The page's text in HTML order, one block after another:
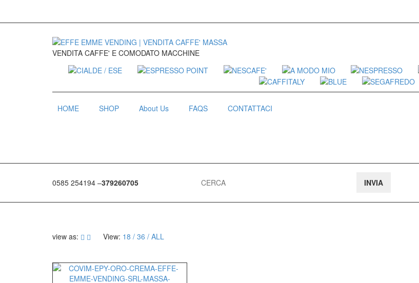
VENDITA CAFFE' E COMODATO MACCHINE
HOME SHOP About Us FAQS CONTATTACI
0585 254194 –379260705
view as: View: 18 36 ALL